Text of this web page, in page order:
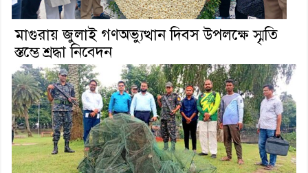
মাগুরায় জুলাই গণঅভ্যুত্থান দিবস উপলক্ষে স্মৃতি
স্তম্ভে শ্রদ্ধা নিবেদন